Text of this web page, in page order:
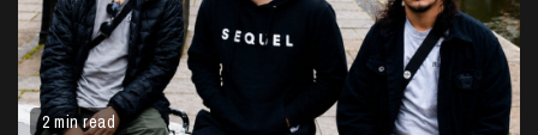
2 min read